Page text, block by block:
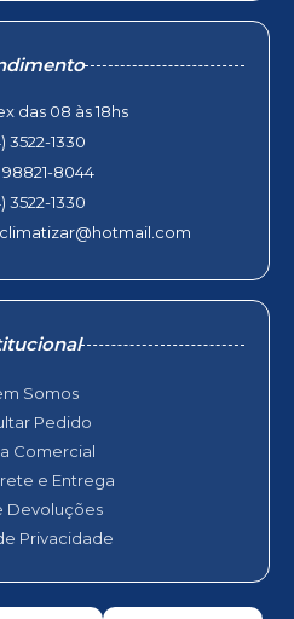
das 08 às 18hs
3522-1330
98821-8044
3522-1330
Somos
Pedido
Comercial
e Entrega
Devoluções
Privacidade